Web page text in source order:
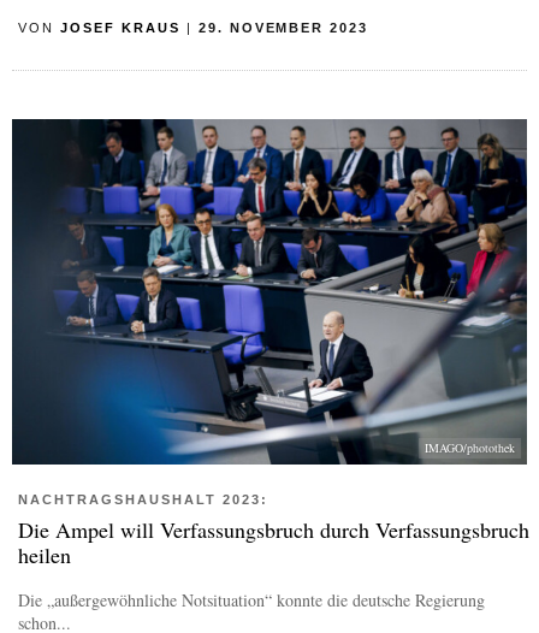
VON JOSEF KRAUS 29. NOVEMBER 2023
IMAGO/photothek
NACHTRAGSHAUSHALT 2023:
Die Ampel will Verfassungsbruch durch Verfassungsbruch
heilen
Die „außergewöhnliche Notsituation“ konnte die deutsche Regierung
schon...